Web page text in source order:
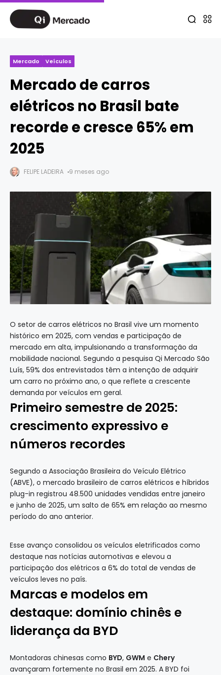
Mercado Veículos
Mercado de carros
elétricos no Brasil bate
recorde e cresce 65% em
2025
FELIPE LADEIRA 9 meses ago
O setor de carros elétricos no Brasil vive um momento
histórico em 2025, com vendas e participação de
mercado em alta, impulsionando a transformação da
mobilidade nacional. Segundo a pesquisa Qi Mercado São
Luís, 59% dos entrevistados têm a intenção de adquirir
um carro no próximo ano, o que reflete a crescente
demanda por veículos em geral.
Primeiro semestre de 2025:
crescimento expressivo e
números recordes
Segundo a Associação Brasileira do Veículo Elétrico
(ABVE), o mercado brasileiro de carros elétricos e híbridos
plug-in registrou 48.500 unidades vendidas entre janeiro
e junho de 2025, um salto de 65% em relação ao mesmo
período do ano anterior.
Esse avanço consolidou os veículos eletrificados como
destaque nas notícias automotivas e elevou a
participação dos elétricos a 6% do total de vendas de
veículos leves no país.
Marcas e modelos em
destaque: domínio chinês e
liderança da BYD
Montadoras chinesas como BYD, GWM e Chery
avançaram fortemente no Brasil em 2025. A BYD foi